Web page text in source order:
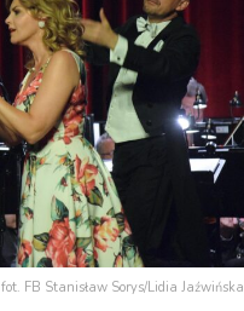
fot. FB Stanisław Sorys/Lidia Jaźwińska